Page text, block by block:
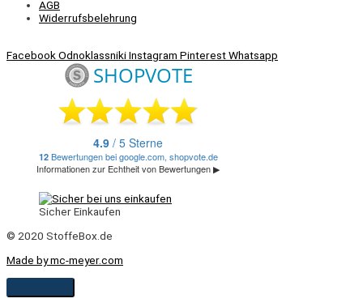
AGB
Widerrufsbelehrung
FacebookOdnoklassnikiInstagram PinterestWhatsapp
Sicher Einkaufen
© 2020 StoffeBox.de
Made by mc-meyer.com